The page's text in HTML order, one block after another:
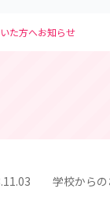
た方へお知らせ
学校から